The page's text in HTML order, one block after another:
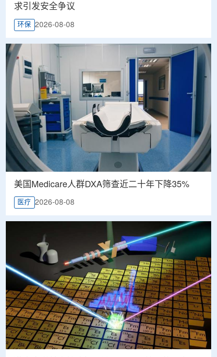
求引发安全争议
环保 2026-08-08
美国Medicare人群DXA筛查近二十年下降35%
医疗 2026-08-08